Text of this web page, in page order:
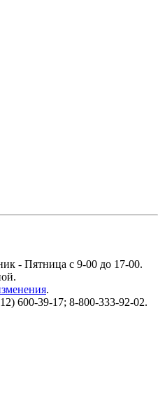
- Пятница с 9-00 до 17-00.
.
600-39-17; 8-800-333-92-02.